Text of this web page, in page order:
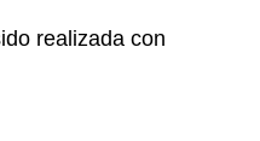
realizada con